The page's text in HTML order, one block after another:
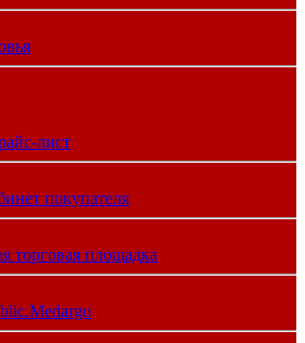
лист
покупателя
торговая площадка